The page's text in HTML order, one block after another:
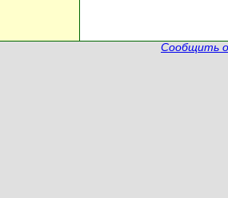
Сообщить о